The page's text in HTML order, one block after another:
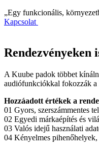
„Egy funkcionális,
Kapcsolat
Rendezvényeken
A Kuube padok többet
audiófunkciókkal fokozzák a
Hozzáadott értékek a
01 Gyors, szerszámmentes
02 Egyedi márkaépítés és
03 Valós idejű használati
04 Kényelmes